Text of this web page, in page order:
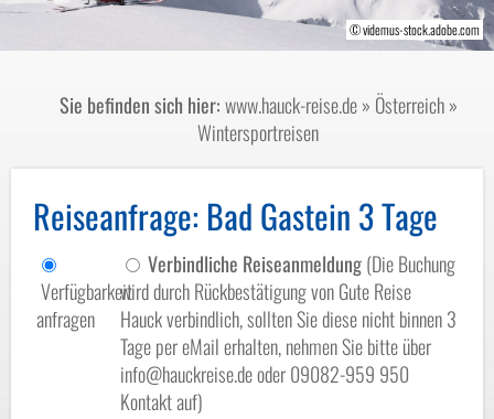
© Gasteiner Bergbahnen AG
© robertdering - stock.adobe.com
© videmus-stock.adobe.com
Sie befinden sich hier:www.hauck-reise.de» Österreich»
Wintersportreisen
Reiseanfrage: Bad Gastein 3 Tage
Verfügbarkeit
anfragen
Verbindliche Reiseanmeldung(Die Buchung
wird durch Rückbestätigung von Gute Reise
Hauck verbindlich, sollten Sie diese nicht binnen 3
Tage per eMail erhalten, nehmen Sie bitte über
info@hauckreise.de oder 09082-959 950
Kontakt auf)